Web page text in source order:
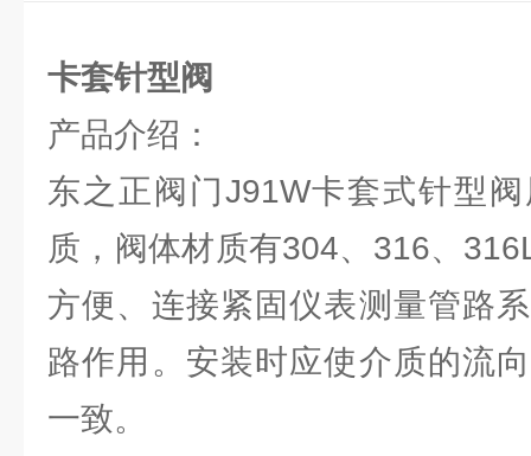
卡套针型阀
产品介绍：
东之正阀门J91W卡套式针型
质，阀体材质有304、316、
方便、连接紧固仪表测量管路
路作用。安装时应使介质的流
一致。